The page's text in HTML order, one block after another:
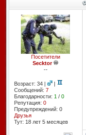
Посетители
Secktor
--
Возраст: 34 |
|
Сообщений: 7
Благодарности: 1 / 0
Репутация: 0
Предупреждений: 0
Друзья
Тут: 18 лет 5 месяцев